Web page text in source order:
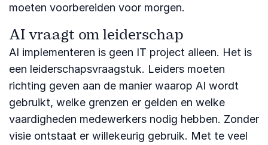
moeten voorbereiden voor morgen.
AI vraagt om leiderschap
AI implementeren is geen IT project alleen. Het is
een leiderschapsvraagstuk. Leiders moeten
richting geven aan de manier waarop AI wordt
gebruikt, welke grenzen er gelden en welke
vaardigheden medewerkers nodig hebben. Zonder
visie ontstaat er willekeurig gebruik. Met te veel